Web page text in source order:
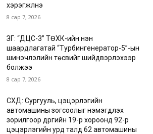
хэрэгжүүлнэ
8 сар 7, 2026
ЗГ: “ДЦС-3” ТӨХК-ийн нэн
шаардлагатай “Турбингенератор-5”-ын
шинэчлэлийн төсвийг шийдвэрлэхээр
болжээ
8 сар 7, 2026
СХД: Сургууль, цэцэрлэгийн
автомашины зогсоолыг нэмэгдүүлэх
зорилгоор дүүргийн 19-р хороонд 92-р
цэцэрлэгийн урд талд 62 автомашины